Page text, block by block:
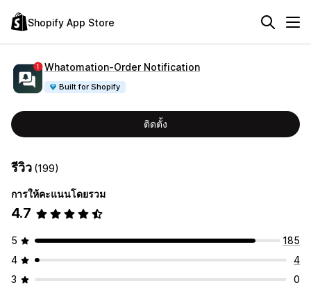
Shopify App Store
Whatomation‑Order Notification
Built for Shopify
ติดตั้ง
รีวิว (199)
การให้คะแนนโดยรวม
4.7
5
185
4
4
3
0